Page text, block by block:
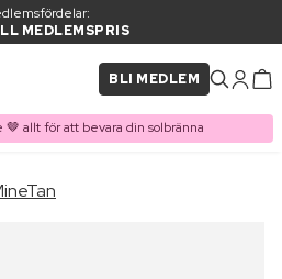
MEDLEMSPRIS
BLI MEDLEM
allt för att bevara din solbränna
I VARUKORGEN